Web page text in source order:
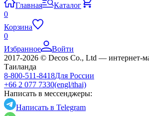
Главная
Каталог
0
Корзина
0
Избранное
Войти
2017-2026 © Decos Co., Ltd — интернет-
Таиланда
8-800-511-8418Для России
+66 2 077 7330(engl/thai)
Написать в мессенджеры:
Написать в Telegram